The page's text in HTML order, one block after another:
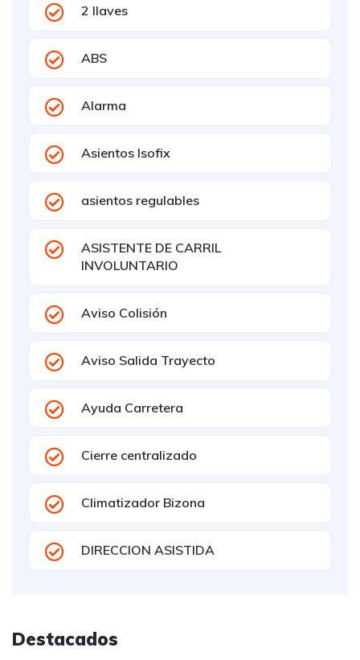
2 llaves
ABS
Alarma
Asientos Isofix
asientos regulables
ASISTENTE DE CARRIL
INVOLUNTARIO
Aviso Colisión
Aviso Salida Trayecto
Ayuda Carretera
Cierre centralizado
Climatizador Bizona
DIRECCION ASISTIDA
Destacados